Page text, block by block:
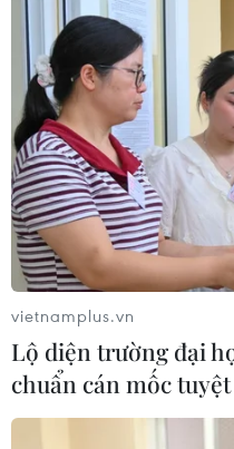
Dân ca Quan họ, Di sản
loại, được công nhận
vietnamplus.vn
Lộ diện trường đại
chuẩn cán mốc